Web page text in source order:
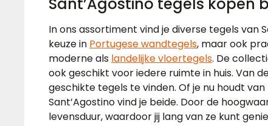
Sant’Agostino tegels kopen
In ons assortiment vind je diverse tegels van
keuze in Portugese wandtegels, maar ook
moderne als landelijke vloertegels. De
ook geschikt voor iedere ruimte in huis. Van
geschikte tegels te vinden. Of je nu houdt
Sant’Agostino vind je beide. Door de
levensduur, waardoor jij lang van ze kunt